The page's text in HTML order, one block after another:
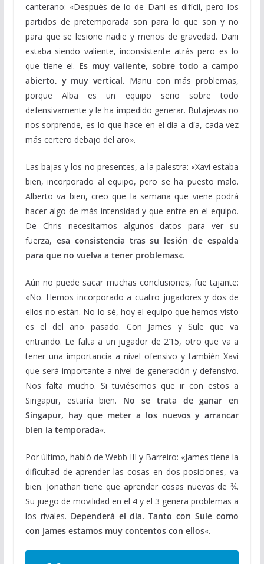
canterano: «Después de lo de Dani es difícil, pero los
partidos de pretemporada son para lo que son y no
para que se lesione nadie y menos de gravedad. Dani
estaba siendo valiente, inconsistente atrás pero es lo
que tiene el. Es muy valiente, sobre todo a campo
abierto, y muy vertical. Manu con más problemas,
porque Alba es un equipo serio sobre todo
defensivamente y le ha impedido generar. Butajevas no
nos sorprende, es lo que hace en el día a día, cada vez
más certero debajo del aro».
Las bajas y los no presentes, a la palestra: «Xavi estaba
bien, incorporado al equipo, pero se ha puesto malo.
Alberto va bien, creo que la semana que viene podrá
hacer algo de más intensidad y que entre en el equipo.
De Chris necesitamos algunos datos para ver su
fuerza, esa consistencia tras su lesión de espalda
para que no vuelva a tener problemas«.
Aún no puede sacar muchas conclusiones, fue tajante:
«No. Hemos incorporado a cuatro jugadores y dos de
ellos no están. No lo sé, hoy el equipo que hemos visto
es el del año pasado. Con James y Sule que va
entrando. Le falta a un jugador de 2’15, otro que va a
tener una importancia a nivel ofensivo y también Xavi
que será importante a nivel de generación y defensivo.
Nos falta mucho. Si tuviésemos que ir con estos a
Singapur, estaría bien. No se trata de ganar en
Singapur, hay que meter a los nuevos y arrancar
bien la temporada«.
Por último, habló de Webb III y Barreiro: «James tiene la
dificultad de aprender las cosas en dos posiciones, va
bien. Jonathan tiene que aprender cosas nuevas de ¾.
Su juego de movilidad en el 4 y el 3 genera problemas a
los rivales. Dependerá el día. Tanto con Sule como
con James estamos muy contentos con ellos«.